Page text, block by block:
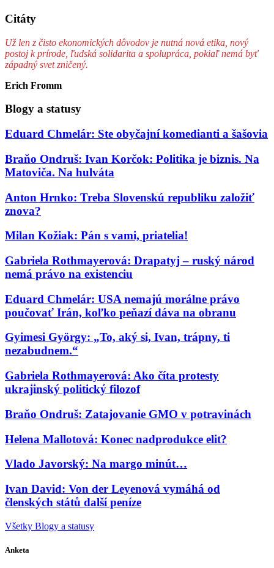
Citáty
Už len z čisto ekonomických dôvodov je nutná nová etika, nový
postoj k prírode, ľudská solidarita a spolupráca, pokiaľ nemá byť
západný svet zničený.
Erich Fromm
Blogy a statusy
Eduard Chmelár: Ste obyčajní komedianti a šašovia
Braňo Ondruš: Ivan Korčok: Politika je biznis. Na
Matoviča. Na hulváta
Anton Hrnko: Treba Slovenskú republiku založiť
znova?
Milan Kožiak: Pán s vami, priatelia!
Gabriela Rothmayerová: Drapatyj – ruský národ
nemá právo na existenciu
Eduard Chmelár: USA nemajú morálne právo
poučovať Irán, koľko peňazí dáva na obranu
Gyimesi György: „To, aký si, Ivan, trápny, ti
nezabudnem.“
Gabriela Rothmayerová: Ako číta protesty
ukrajinský politický filozof
Braňo Ondruš: Zatajovanie GMO v potravinách
Helena Mallotová: Konec nadprodukce elit?
Vlado Javorský: Na margo minút…
Ivan David: Von der Leyenová vymáhá od
členských států další peníze
Všetky Blogy a statusy
Anketa